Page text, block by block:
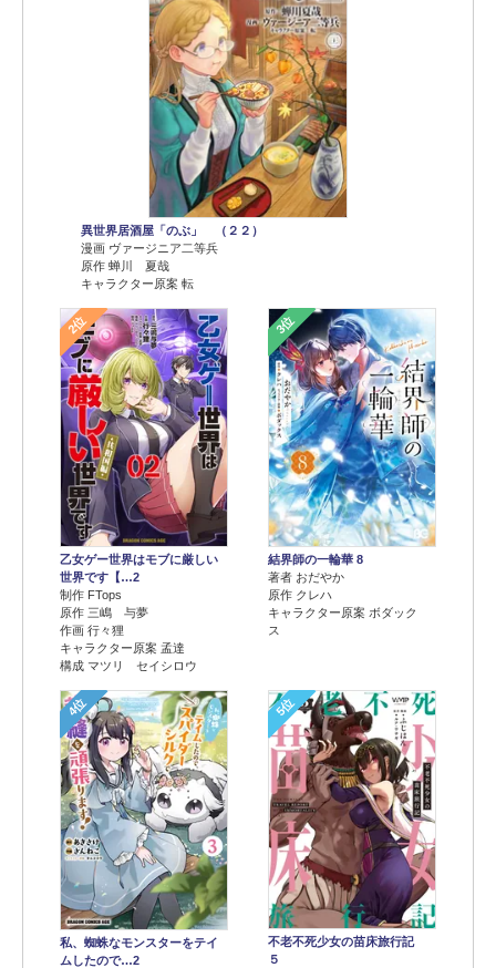
異世界居酒屋「のぶ」 （２２）
漫画 ヴァージニア二等兵
原作 蝉川 夏哉
キャラクター原案 転
2位
乙女ゲー世界はモブに厳しい
世界です【…2
制作 FTops
原作 三嶋 与夢
作画 行々狸
キャラクター原案 孟達
構成 マツリ セイシロウ
3位
結界師の一輪華 8
著者 おだやか
原作 クレハ
キャラクター原案 ボダック
ス
4位
私、蜘蛛なモンスターをテイ
ムしたので…2
5位
不老不死少女の苗床旅行記
５